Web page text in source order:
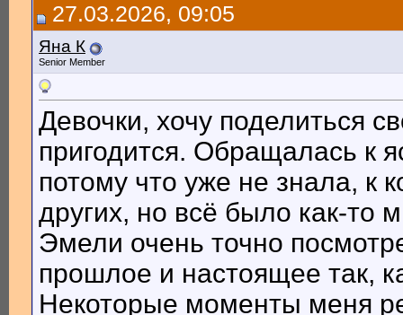
27.03.2026, 09:05
Яна К
Senior Member
Девочки, хочу поделиться
пригодится. Обращалась к
потому что уже не знала, к
других, но всё было как-то
Эмели очень точно
прошлое и настоящее так,
Некоторые моменты меня